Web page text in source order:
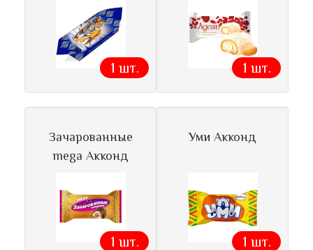
1 шт. 1 шт.
Зачарованные
mega Акконд
1 шт.
Уми Акконд
1 шт.